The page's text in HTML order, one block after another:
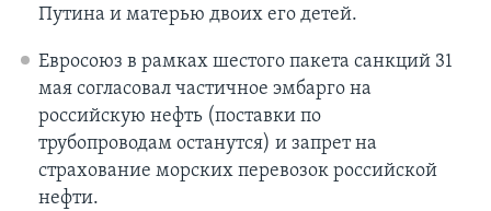
Путина и матерью двоих его детей.
Евросоюз в рамках шестого пакета санкций 31
мая согласовал частичное эмбарго на
российскую нефть (поставки по
трубопроводам останутся) и запрет на
страхование морских перевозок российской
нефти.